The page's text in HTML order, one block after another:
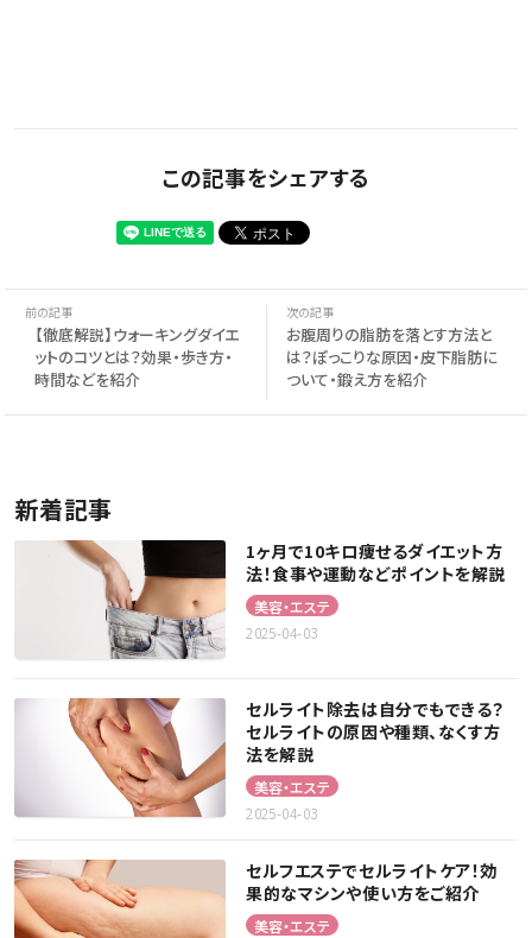
この記事をシェアする
【徹底解説】ウォーキングダイエ
ットのコツとは？効果・歩き方・
時間などを紹介
お腹周りの脂肪を落とす方法と
は？ぽっこりな原因・皮下脂肪に
ついて・鍛え方を紹介
新着記事
1ヶ月で10キロ痩せるダイエット方
法！食事や運動などポイントを解説
美容・エステ
2025-04-03
セルライト除去は自分でもできる？
セルライトの原因や種類、なくす方
法を解説
美容・エステ
2025-04-03
セルフエステでセルライトケア！効
果的なマシンや使い方をご紹介
美容・エステ